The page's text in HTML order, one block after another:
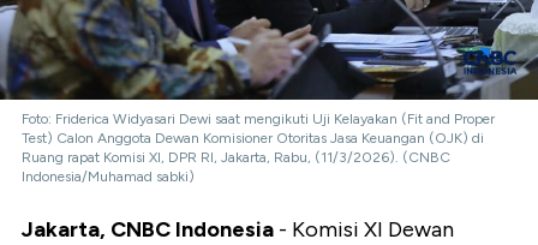
Foto: Friderica Widyasari Dewi saat mengikuti Uji Kelayakan (Fit and Proper
Test) Calon Anggota Dewan Komisioner Otoritas Jasa Keuangan (OJK) di
Ruang rapat Komisi XI, DPR RI, Jakarta, Rabu, (11/3/2026). (CNBC
Indonesia/Muhamad sabki)
Jakarta, CNBC Indonesia - Komisi XI Dewan